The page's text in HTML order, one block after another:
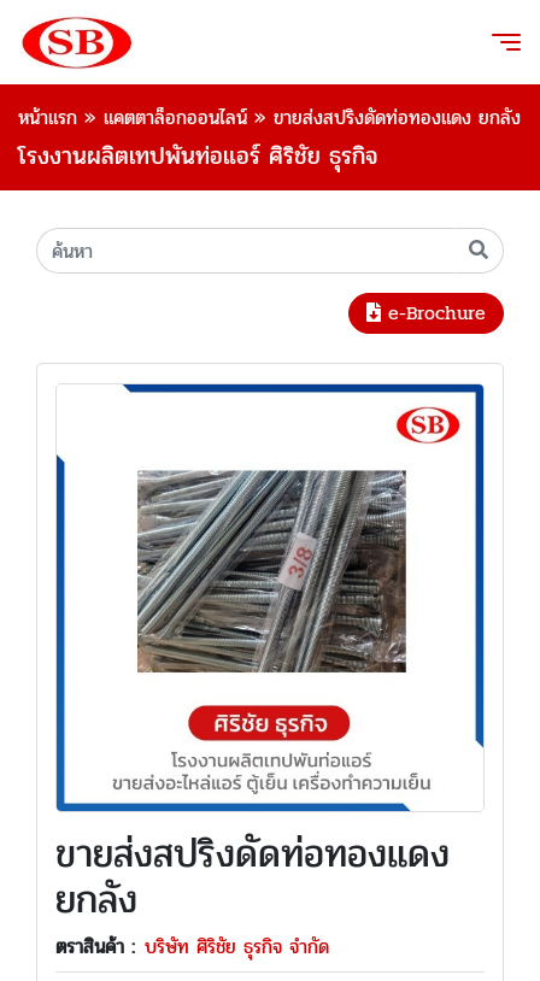
หน้าแรก » แคตตาล็อกออนไลน์ » ขายส่งสปริงดัดท่อทองแดง ยกลัง
โรงงานผลิตเทปพันท่อแอร์ ศิริชัย ธุรกิจ
e-Brochure
ขายส่งสปริงดัดท่อทองแดง
ยกลัง
ตราสินค้า : บริษัท ศิริชัย ธุรกิจ จำกัด